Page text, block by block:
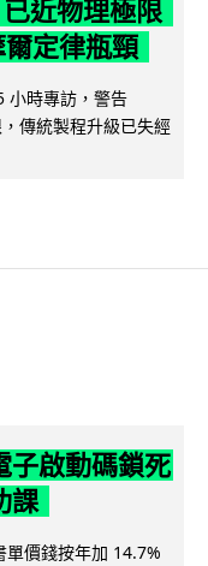
近物理極限
定律瓶頸
小時專訪，警告
傳統製程升級已失經
子啟動碼鎖死
課
價錢按年加 14.7%